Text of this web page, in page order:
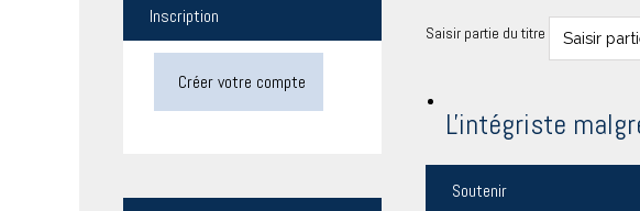
Saisir partie du titre
L'intégriste
Soutenir
Inscription
Créer votre compte